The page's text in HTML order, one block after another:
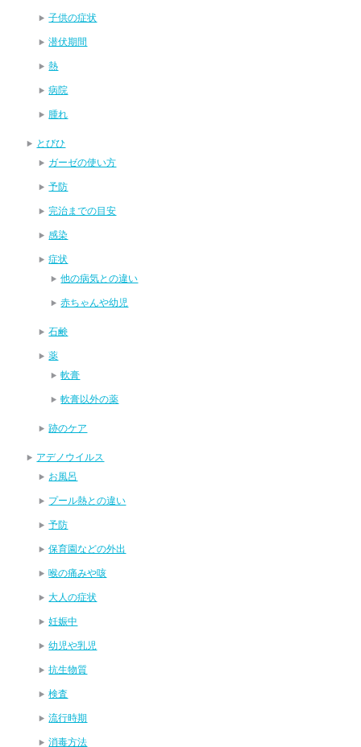
子供の症状
潜伏期間
熱
病院
腫れ
とびひ
ガーゼの使い方
予防
完治までの目安
感染
症状
他の病気との違い
赤ちゃんや幼児
石鹸
薬
軟膏
軟膏以外の薬
跡のケア
アデノウイルス
お風呂
プール熱との違い
予防
保育園などの外出
喉の痛みや咳
大人の症状
妊娠中
幼児や乳児
抗生物質
検査
流行時期
消毒方法